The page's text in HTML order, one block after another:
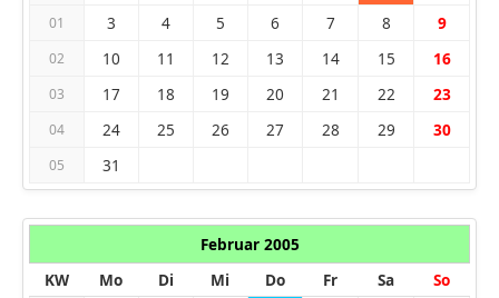
01 3 4 5 6 7 8 9
02 10 11 12 13 14 15 16
03 17 18 19 20 21 22 23
04 24 25 26 27 28 29 30
05 31
Februar 2005
KW
Mo Di Mi Do Fr Sa So